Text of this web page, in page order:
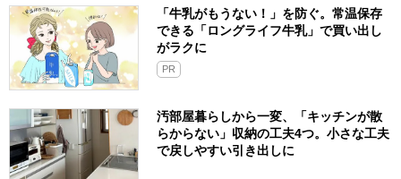
「牛乳がもうない！」を防ぐ。常温保存
できる「ロングライフ牛乳」で買い出し
がラクに
PR
汚部屋暮らしから一変、「キッチンが散
らからない」収納の工夫4つ。小さな工夫
で戻しやすい引き出しに